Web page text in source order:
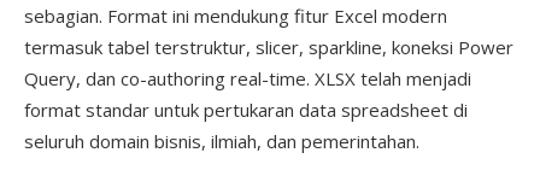
sebagian. Format ini mendukung fitur Excel modern
termasuk tabel terstruktur, slicer, sparkline, koneksi Power
Query, dan co-authoring real-time. XLSX telah menjadi
format standar untuk pertukaran data spreadsheet di
seluruh domain bisnis, ilmiah, dan pemerintahan.